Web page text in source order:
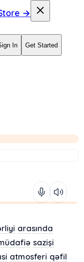
→
In Get Started
arasında
sazişi
atmosferi qəfil